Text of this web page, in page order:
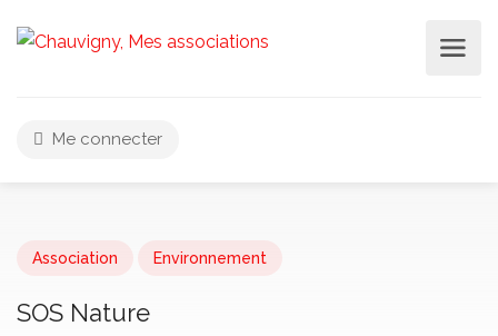
Me connecter
Association Environnement
SOS Nature